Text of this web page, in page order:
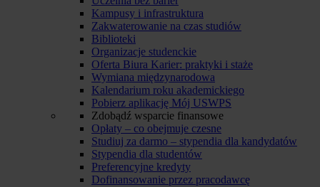
Kampusy i infrastruktura
Zakwaterowanie na czas studiów
Biblioteki
Organizacje studenckie
Oferta Biura Karier: praktyki i staże
Wymiana międzynarodowa
Kalendarium roku akademickiego
Pobierz aplikację Mój USWPS
Zdobądź wsparcie finansowe
Opłaty – co obejmuje czesne
Studiuj za darmo – stypendia dla kandydatów
Stypendia dla studentów
Preferencyjne kredyty
Dofinansowanie przez pracodawcę